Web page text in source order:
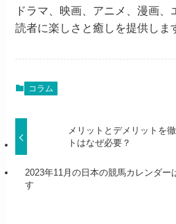
ドラマ、映画、アニメ、漫画、
読者に楽しさと癒しを提供しま
コラム
メリットとデメリットを
トはなぜ必要？
2023年11月の日本の競馬カレンダー
す